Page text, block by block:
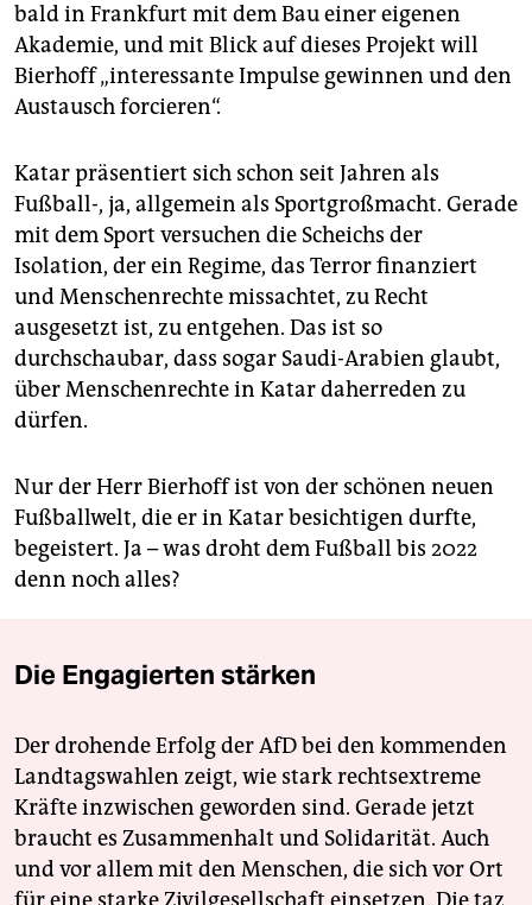
bald in Frankfurt mit dem Bau einer eigenen
Akademie, und mit Blick auf dieses Projekt will
Bierhoff „interessante Impulse gewinnen und den
Austausch forcieren“.
Katar präsentiert sich schon seit Jahren als
Fußball-, ja, allgemein als Sportgroßmacht. Gerade
mit dem Sport versuchen die Scheichs der
Isolation, der ein Regime, das Terror finanziert
und Menschenrechte missachtet, zu Recht
ausgesetzt ist, zu entgehen. Das ist so
durchschaubar, dass sogar Saudi-Arabien glaubt,
über Menschenrechte in Katar daherreden zu
dürfen.
Nur der Herr Bierhoff ist von der schönen neuen
Fußballwelt, die er in Katar besichtigen durfte,
begeistert. Ja – was droht dem Fußball bis 2022
denn noch alles?
Die Engagierten stärken
Der drohende Erfolg der AfD bei den kommenden
Landtagswahlen zeigt, wie stark rechtsextreme
Kräfte inzwischen geworden sind. Gerade jetzt
braucht es Zusammenhalt und Solidarität. Auch
und vor allem mit den Menschen, die sich vor Ort